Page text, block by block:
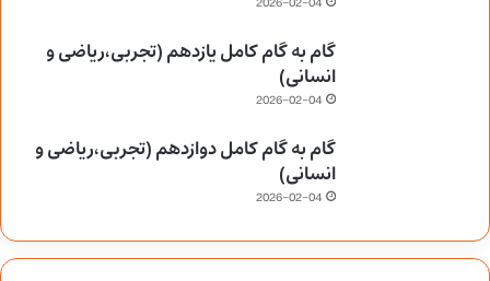
2026-02-04
گام به گام کامل یازدهم (تجربی،ریاضی و
انسانی)
2026-02-04
گام به گام کامل دوازدهم (تجربی،ریاضی و
انسانی)
2026-02-04